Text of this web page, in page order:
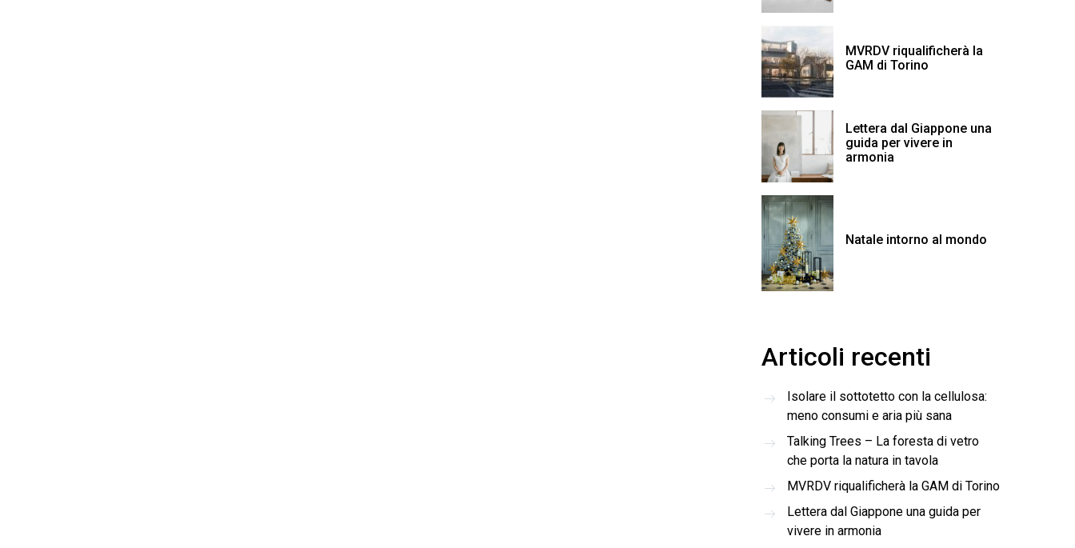
MVRDV riqualificherà la
GAM di Torino
Lettera dal Giappone una
guida per vivere in
armonia
Natale intorno al mondo
Articoli recenti
Isolare il sottotetto con la cellulosa:
meno consumi e aria più sana
Talking Trees – La foresta di vetro
che porta la natura in tavola
MVRDV riqualificherà la GAM di Torino
Lettera dal Giappone una guida per
vivere in armonia